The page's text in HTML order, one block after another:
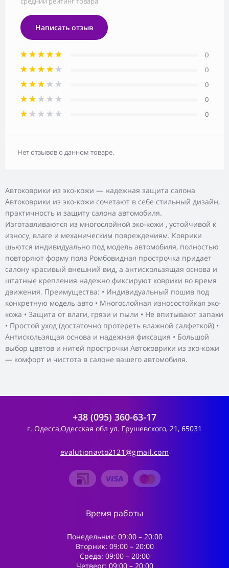
Автоковрики из эко-кожи — надежная защита салона
Автоковрики из эко-кожи сочетают в себе стильный дизайн,
практичность и защиту салона автомобиля.
Изготавливаются из многослойной эко-кожи , устойчивой к
износу, влаге и механическим повреждениям. Коврики
шьются индивидуально под модель автомобиля, полностью
повторяют форму пола Ромбовидная прострочка придает
салону красивый внешний вид, а антискользящая основа и
штатные крепления надежно фиксируют коврики во время
движения. Преимущества: • Индивидуальный пошив под
конкретную модель авто • Многослойная износостойкая эко-
кожа • Защита от влаги, грязи и пыли • Не впитывают запахи
• Простой уход (достаточно протереть влажной салфеткой) •
Антискользящая основа и надежная фиксация • Большой
выбор цветов и нитей прострочки Автоковрики из эко-кожи
— комфорт и чистота в салоне вашего автомобиля.
Написать отзыв
0
0
0
0
0
Нет отзывов о данном товаре.
+38 (095) 360-63-17
г. Одесса,Одесская обл ул. Грушевского, 21, 65031
evalutionavto2121@gmail.com
Время работы
Понедельник: 09:00 – 20:00
Вторник: 09:00 – 20:00
Среда: 09:00 – 20:00
Четверг: 09:00 – 20:00